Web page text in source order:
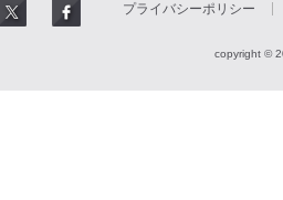
プライバシーポリシー
copyright ©